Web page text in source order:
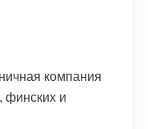
компания
финских и